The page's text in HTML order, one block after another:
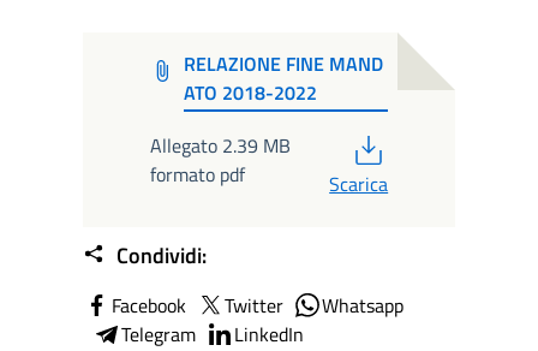
RELAZIONE FINE MAND
ATO 2018-2022
Allegato 2.39 MB
formato pdf
Scarica
Condividi:
Facebook Twitter
Whatsapp
Telegram
LinkedIn